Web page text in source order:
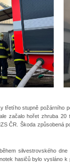
třetího stupně požárního
začalo hořet zhruba
ČR. Škoda způsobená
silvestrovského
hasičů bylo vysláno